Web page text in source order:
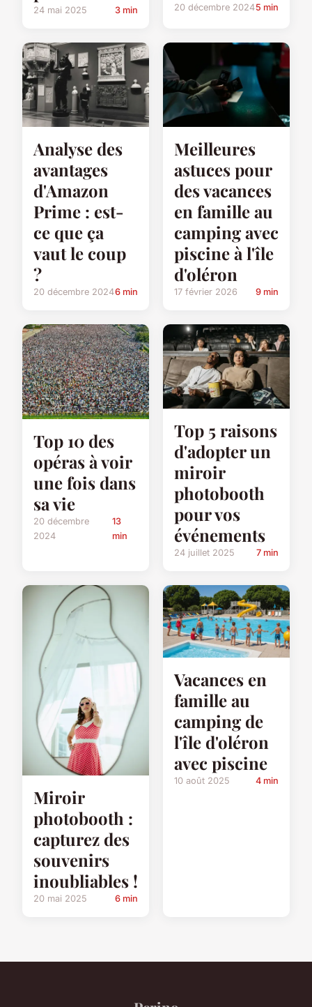
24 mai 2025 3 min 20 décembre 20245 min
Analyse des
avantages
d'Amazon
Prime : est-
ce que ça
vaut le coup
?
20 décembre 20246 min
Meilleures
astuces pour
des vacances
en famille au
camping avec
piscine à l'île
d'oléron
17 février 2026 9 min
Top 10 des
opéras à voir
une fois dans
sa vie
20 décembre
2024
13
min
Top 5 raisons
d'adopter un
miroir
photobooth
pour vos
événements
24 juillet 2025 7 min
Miroir
photobooth :
capturez des
souvenirs
inoubliables !
20 mai 2025 6 min
Vacances en
famille au
camping de
l'île d'oléron
avec piscine
10 août 2025 4 min